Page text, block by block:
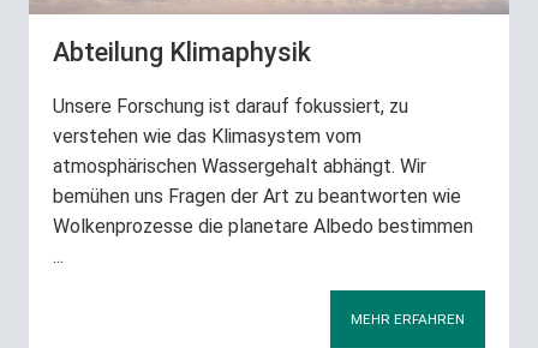
Abteilung Klimaphysik
Unsere Forschung ist darauf fokussiert, zu
verstehen wie das Klimasystem vom
atmosphärischen Wassergehalt abhängt. Wir
bemühen uns Fragen der Art zu beantworten wie
Wolkenprozesse die planetare Albedo bestimmen
...
MEHR ERFAHREN